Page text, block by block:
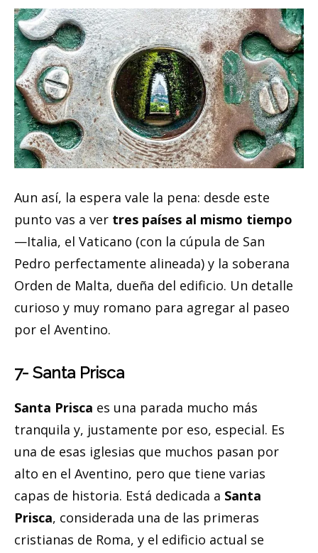
Aun así, la espera vale la pena: desde este
punto vas a ver tres países al mismo tiempo
—Italia, el Vaticano (con la cúpula de San
Pedro perfectamente alineada) y la soberana
Orden de Malta, dueña del edificio. Un detalle
curioso y muy romano para agregar al paseo
por el Aventino.
7- Santa Prisca
Santa Prisca es una parada mucho más
tranquila y, justamente por eso, especial. Es
una de esas iglesias que muchos pasan por
alto en el Aventino, pero que tiene varias
capas de historia. Está dedicada a Santa
Prisca, considerada una de las primeras
cristianas de Roma, y el edificio actual se